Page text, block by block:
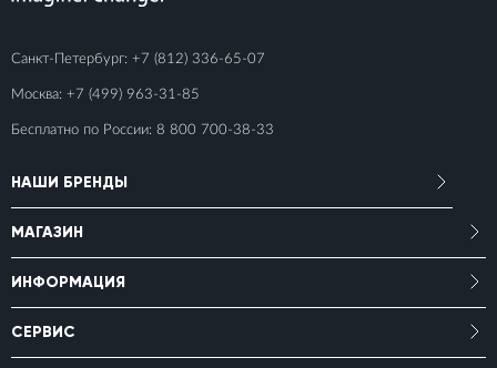
Санкт-Петербург: +7 (812) 336-65-07
Москва: +7 (499) 963-31-85
Бесплатно по России: 8 800 700-38-33
НАШИ БРЕНДЫ
МАГАЗИН
ИНФОРМАЦИЯ
СЕРВИС